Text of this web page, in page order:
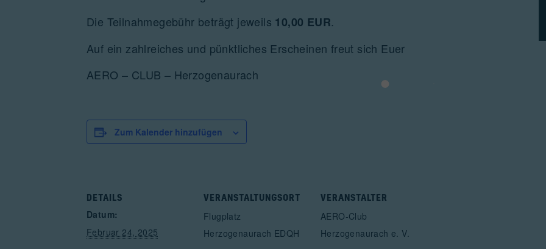
Die Teilnahmegebühr beträgt jeweils 10,00 EUR.
Auf ein zahlreiches und pünktliches Erscheinen freut sich Euer
AERO – CLUB – Herzogenaurach
Zum Kalender hinzufügen
DETAILS
Datum:
Februar 24, 2025
VERANSTALTUNGSORT
Flugplatz
Herzogenaurach EDQH
VERANSTALTER
AERO-Club
Herzogenaurach e. V.